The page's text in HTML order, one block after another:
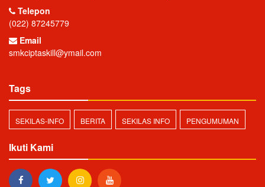
Telepon
(022) 87245779
Email
smkciptaskill@ymail.com
Tags
SEKILAS-INFO BERITA SEKILAS INFO PENGUMUMAN
Ikuti Kami